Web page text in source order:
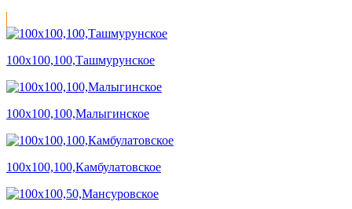
100х100,100,Ташмурунское
100х100,100,Малыгинское
100х100,100,Камбулатовское